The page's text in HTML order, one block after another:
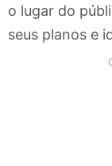
o lugar do
seus planos e